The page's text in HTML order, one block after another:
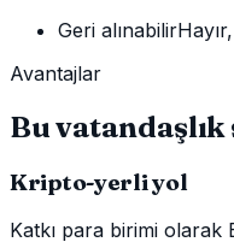
Geri alınabilir
Avantajlar
Bu vatandaşlık
Kripto-yerli yol
Katkı para birimi olarak